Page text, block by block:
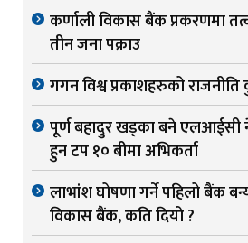
कर्णाली विकास बैंक प्रकरणमा
तीन जना पक्राउ
गगन विश्व प्रकाशहरुको
पूर्ण बहादुर खड्का बने एलआईसी
हुन टप १० बीमा अभिकर्ता
लाभांश घोषणा गर्ने पहिलो बैंक
विकास बैंक, कति दियो ?